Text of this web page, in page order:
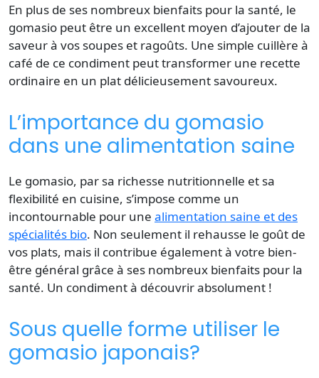
En plus de ses nombreux bienfaits pour la santé, le
gomasio peut être un excellent moyen d’ajouter de la
saveur à vos soupes et ragoûts. Une simple cuillère à
café de ce condiment peut transformer une recette
ordinaire en un plat délicieusement savoureux.
L’importance du gomasio
dans une alimentation saine
Le gomasio, par sa richesse nutritionnelle et sa
flexibilité en cuisine, s’impose comme un
incontournable pour une alimentation saine et des
spécialités bio. Non seulement il rehausse le goût de
vos plats, mais il contribue également à votre bien-
être général grâce à ses nombreux bienfaits pour la
santé. Un condiment à découvrir absolument !
Sous quelle forme utiliser le
gomasio japonais?